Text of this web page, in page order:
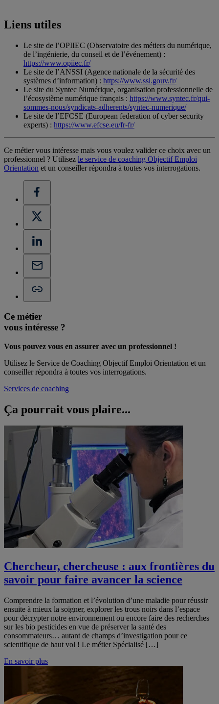
Liens utiles
Le site de l’OPIIEC (Observatoire des métiers du numérique,
de l’ingénierie, du conseil et de l’événement) :
https://www.opiiec.fr/
Le site de l’ANSSI (Agence nationale de la sécurité des
systèmes d’information) : https://www.ssi.gouv.fr/
Le site du Syntec Numérique, organisation professionnelle de
l’écosystème numérique français : https://www.syntec.fr/qui-
sommes-nous/syndicats-adherents/syntec-numerique/
Le site de l’EFCSE (European federation of cyber security
experts) : https://www.efcse.eu/fr-fr/
Ce métier vous intéresse mais vous voulez valider ce choix avec un
professionnel ? Utilisez le service de coaching Objectif Emploi
Orientation et un conseiller répondra à toutes vos interrogations.
Ce métier
vous intéresse ?
Vous pouvez vous en assurer avec un professionnel !
Utilisez le Service de Coaching Objectif Emploi Orientation et un
conseiller répondra à toutes vos interrogations.
Services de coaching
Ça pourrait vous plaire...
Chercheur, chercheuse : aux frontières du
savoir pour faire avancer la science
Comprendre la formation et l’évolution d’une maladie pour réussir
ensuite à mieux la soigner, explorer les trous noirs dans l’espace
pour décrypter notre environnement ou encore faire des recherches
sur les bio pesticides en vue de préserver la santé des
consommateurs… autant de champs d’investigation pour ce
scientifique de haut vol ! Le métier Spécialisé […]
En savoir plus